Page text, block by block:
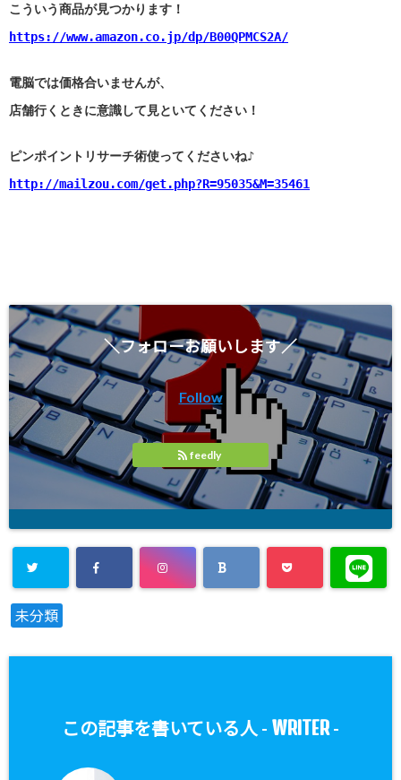
こういう商品が見つかります！
https://www.amazon.co.jp/dp/B00QPMCS2A/
電脳では価格合いませんが、
店舗行くときに意識して見といてください！
ピンポイントリサーチ術使ってくださいね♪
http://mailzou.com/get.php?R=95035&M=35461
＼フォローお願いします／
Follow
feedly
未分類
この記事を書いている人 - WRITER -